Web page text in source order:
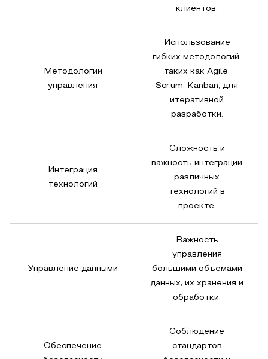
клиентов.
Методологии
управления
Использование
гибких методологий,
таких как Agile,
Scrum, Kanban, для
итеративной
разработки.
Интеграция
технологий
Сложность и
важность интеграции
различных
технологий в
проекте.
Управление данными
Важность
управления
большими объемами
данных, их хранения и
обработки.
Обеспечение
Соблюдение
стандартов